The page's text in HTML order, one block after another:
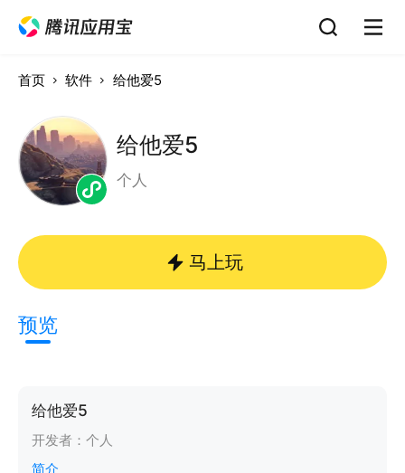
首页 软件 给他爱5
给他爱5
个人
马上玩
预览
给他爱5
开发者： 个人
简介